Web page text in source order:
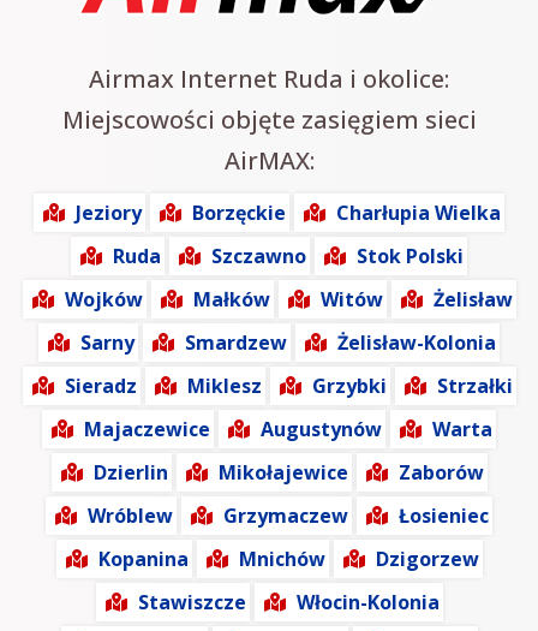
Airmax Internet Ruda i okolice:
Miejscowości objęte zasięgiem sieci
AirMAX:
Jeziory Borzęckie
Charłupia Wielka
Ruda
Szczawno
Stok Polski
Wojków
Małków Witów
Żelisław
Sarny
Smardzew
Żelisław-Kolonia
Sieradz
Miklesz Grzybki
Strzałki
Majaczewice
Augustynów
Warta
Dzierlin
Mikołajewice
Zaborów
Wróblew
Grzymaczew
Łosieniec
Kopanina
Mnichów
Dzigorzew
Stawiszcze
Włocin-Kolonia